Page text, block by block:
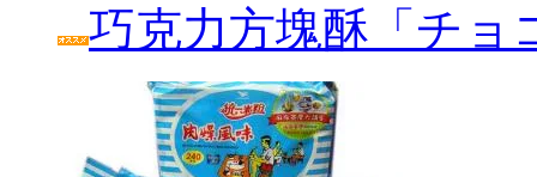
巧克力方塊酥「チョ